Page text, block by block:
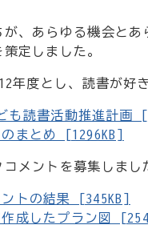
、あらゆる機会と
定しました。
年度とし、読書が好
も読書活動推進計画
まとめ [1296KB]
メントを募集しまし
トの結果 [345KB]
成したプラン図